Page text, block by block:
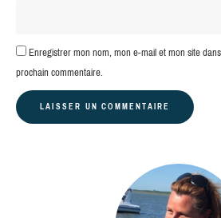
Enregistrer mon nom, mon e-mail et mon site
prochain commentaire.